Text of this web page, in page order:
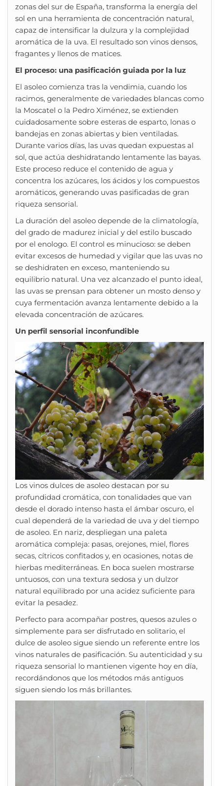
zonas del sur de España, transforma la energía del
sol en una herramienta de concentración natural,
capaz de intensificar la dulzura y la complejidad
aromática de la uva. El resultado son vinos densos,
fragantes y llenos de matices.
El proceso: una pasificación guiada por la luz
El asoleo comienza tras la vendimia, cuando los
racimos, generalmente de variedades blancas como
la Moscatel o la Pedro Ximénez, se extienden
cuidadosamente sobre esteras de esparto, lonas o
bandejas en zonas abiertas y bien ventiladas.
Durante varios días, las uvas quedan expuestas al
sol, que actúa deshidratando lentamente las bayas.
Este proceso reduce el contenido de agua y
concentra los azúcares, los ácidos y los compuestos
aromáticos, generando uvas pasificadas de gran
riqueza sensorial.
La duración del asoleo depende de la climatología,
del grado de madurez inicial y del estilo buscado
por el enologo. El control es minucioso: se deben
evitar excesos de humedad y vigilar que las uvas no
se deshidraten en exceso, manteniendo su
equilibrio natural. Una vez alcanzado el punto ideal,
las uvas se prensan para obtener un mosto denso y
cuya fermentación avanza lentamente debido a la
elevada concentración de azúcares.
Un perfil sensorial inconfundible
Los vinos dulces de asoleo destacan por su
profundidad cromática, con tonalidades que van
desde el dorado intenso hasta el ámbar oscuro, el
cual dependerá de la variedad de uva y del tiempo
de asoleo. En nariz, despliegan una paleta
aromática compleja: pasas, orejones, miel, flores
secas, cítricos confitados y, en ocasiones, notas de
hierbas mediterráneas. En boca suelen mostrarse
untuosos, con una textura sedosa y un dulzor
natural equilibrado por una acidez suficiente para
evitar la pesadez.
Perfecto para acompañar postres, quesos azules o
simplemente para ser disfrutado en solitario, el
dulce de asoleo sigue siendo un referente entre los
vinos naturales de pasificación. Su autenticidad y su
riqueza sensorial lo mantienen vigente hoy en día,
recordándonos que los métodos más antiguos
siguen siendo los más brillantes.